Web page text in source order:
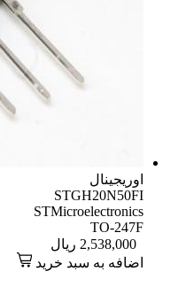
اوریجینال
STGH20N50FI
STMicroelectronics
TO-247F
2,538,000 ریال
اضافه به سبد خرید